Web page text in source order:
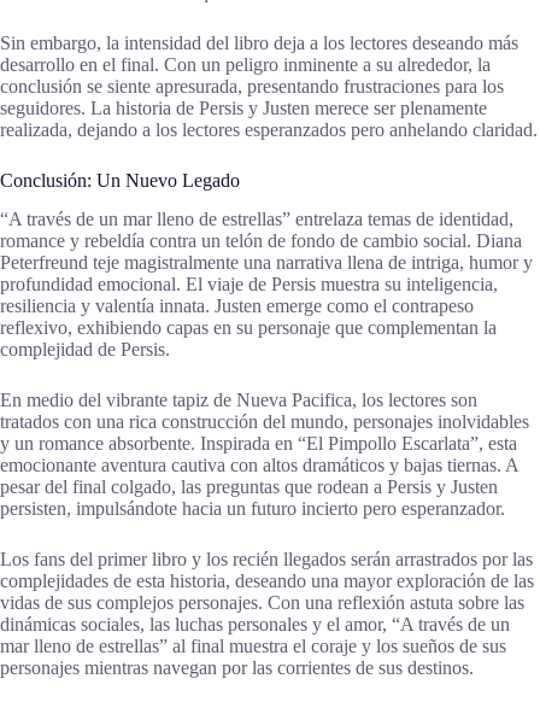
Sin embargo, la intensidad del libro deja a los lectores deseando más
desarrollo en el final. Con un peligro inminente a su alrededor, la
conclusión se siente apresurada, presentando frustraciones para los
seguidores. La historia de Persis y Justen merece ser plenamente
realizada, dejando a los lectores esperanzados pero anhelando claridad.
Conclusión: Un Nuevo Legado
“A través de un mar lleno de estrellas” entrelaza temas de identidad,
romance y rebeldía contra un telón de fondo de cambio social. Diana
Peterfreund teje magistralmente una narrativa llena de intriga, humor y
profundidad emocional. El viaje de Persis muestra su inteligencia,
resiliencia y valentía innata. Justen emerge como el contrapeso
reflexivo, exhibiendo capas en su personaje que complementan la
complejidad de Persis.
En medio del vibrante tapiz de Nueva Pacifica, los lectores son
tratados con una rica construcción del mundo, personajes inolvidables
y un romance absorbente. Inspirada en “El Pimpollo Escarlata”, esta
emocionante aventura cautiva con altos dramáticos y bajas tiernas. A
pesar del final colgado, las preguntas que rodean a Persis y Justen
persisten, impulsándote hacia un futuro incierto pero esperanzador.
Los fans del primer libro y los recién llegados serán arrastrados por las
complejidades de esta historia, deseando una mayor exploración de las
vidas de sus complejos personajes. Con una reflexión astuta sobre las
dinámicas sociales, las luchas personales y el amor, “A través de un
mar lleno de estrellas” al final muestra el coraje y los sueños de sus
personajes mientras navegan por las corrientes de sus destinos.